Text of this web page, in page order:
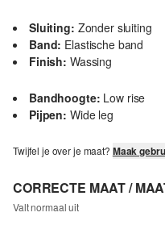
Sluiting: Zonder sluiting
Band: Elastische band
Finish: Wassing
Bandhoogte: Low rise
Pijpen: Wide leg
Twijfel je over je maat? Maak
CORRECTE MAAT /
Valt normaal uit